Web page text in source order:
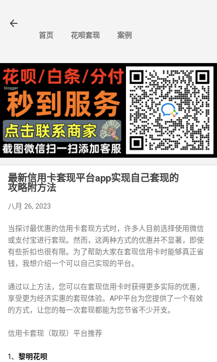
首页 花呗套现 案例
最新信用卡套现平台app实现自己套现的
攻略附方法
八月 26, 2023
当探讨最优惠的信用卡套现方式时，许多人目前选择使用微信
或支付宝进行套现。然而，这两种方式的优惠并不显著，即使
有些折扣也很有限。为了帮助大家在套现信用卡时能够真正省
钱，我想介绍一个可以自己实现的平台。
通过以上方法，您可以在套现信用卡时获得更多实际的优惠，
享受更为经济实惠的套现体验。APP平台为您提供了一个有效
的方式，让您的每一次套现都能为您节省不少开支。
信用卡套现（取现）平台推荐
1、 黎明花呗